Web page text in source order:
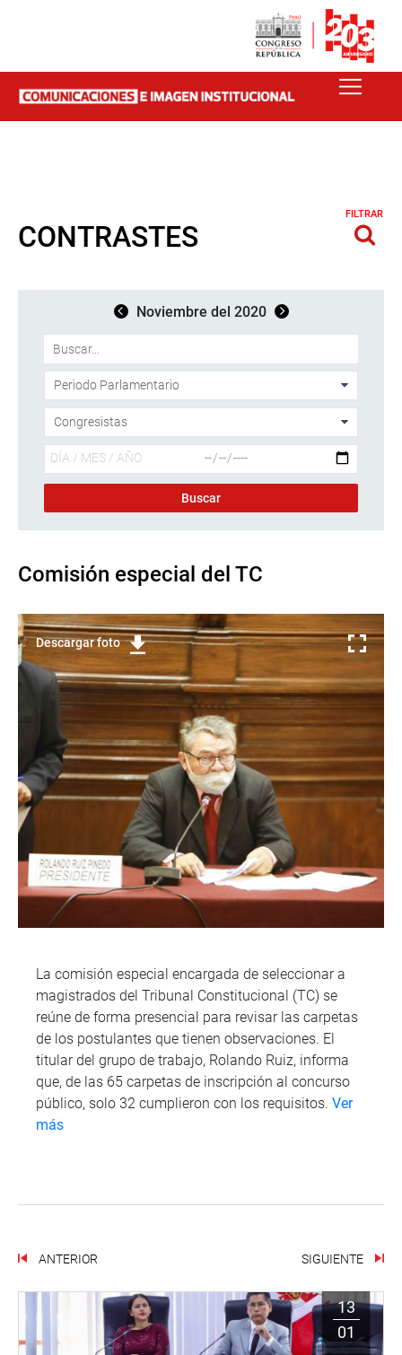
CONTRASTES
FILTRAR
Noviembre del 2020
Comisión especial del TC
Descargar foto
La comisión especial encargada de seleccionar a
magistrados del Tribunal Constitucional (TC) se
reúne de forma presencial para revisar las carpetas
de los postulantes que tienen observaciones. El
titular del grupo de trabajo, Rolando Ruiz, informa
que, de las 65 carpetas de inscripción al concurso
público, solo 32 cumplieron con los requisitos. Ver
más
ANTERIOR SIGUIENTE
13
01